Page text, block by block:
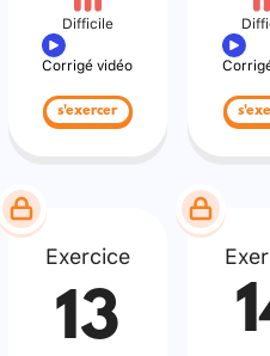
Difficile
Corrigé vidéo
s'exercer
Exercice
13